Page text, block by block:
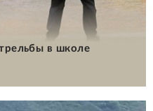
в школе